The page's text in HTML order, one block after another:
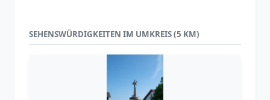
SEHENSWÜRDIGKEITEN IM UMKREIS (5 KM)